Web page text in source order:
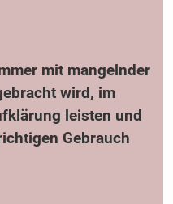
mit mangelnder
wird, im
leisten und
Gebrauch